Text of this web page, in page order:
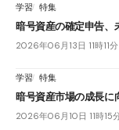
学習 特集
暗号資産の確定申告、
2026年06月13日 11時11分
学習 特集
暗号資産市場の成長に
2026年06月10日 11時15